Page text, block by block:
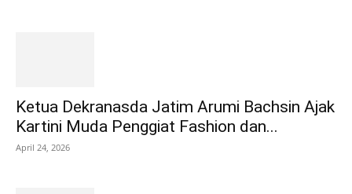
Ketua Dekranasda Jatim Arumi Bachsin Ajak
Kartini Muda Penggiat Fashion dan...
April 24, 2026